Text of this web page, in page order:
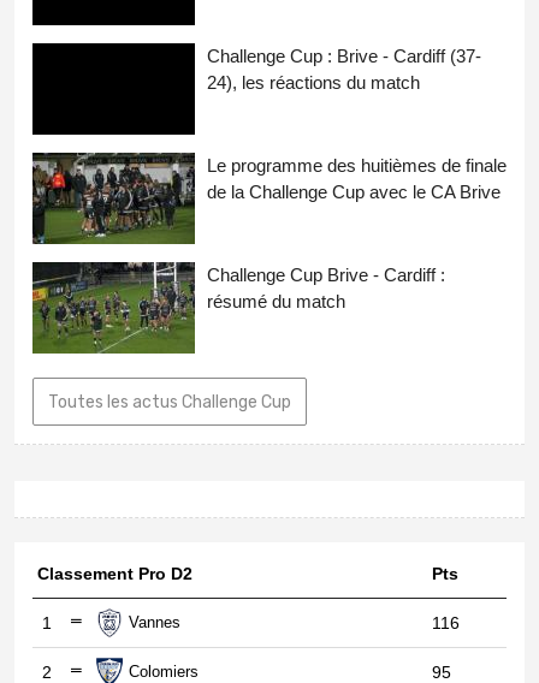
Challenge Cup : Brive - Cardiff (37-
24), les réactions du match
Le programme des huitièmes de finale
de la Challenge Cup avec le CA Brive
Challenge Cup Brive - Cardiff :
résumé du match
Toutes les actus Challenge Cup
Classement Pro D2 Pts
1 Vannes 116
2 Colomiers 95